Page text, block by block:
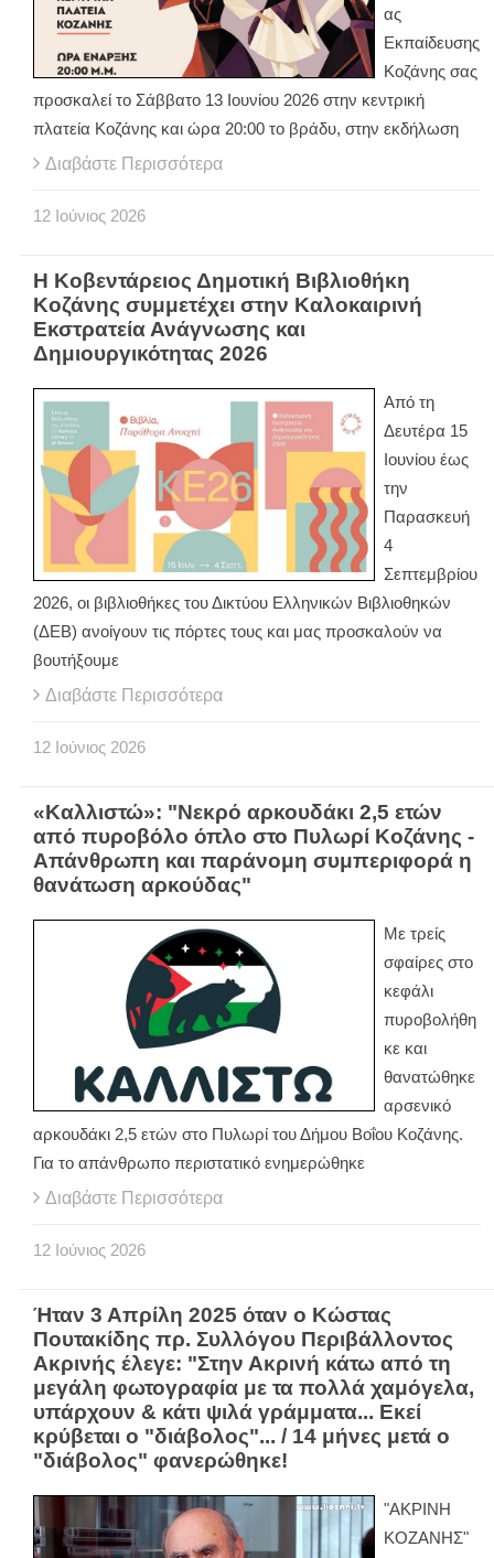
ας
Εκπαίδευσης
Κοζάνης σας
προσκαλεί το Σάββατο 13 Ιουνίου 2026 στην κεντρική
πλατεία Κοζάνης και ώρα 20:00 το βράδυ, στην εκδήλωση
Διαβάστε Περισσότερα
12 Ιούνιος 2026
Η Κοβεντάρειος Δημοτική Βιβλιοθήκη
Κοζάνης συμμετέχει στην Καλοκαιρινή
Εκστρατεία Ανάγνωσης και
Δημιουργικότητας 2026
Από τη
Δευτέρα 15
Ιουνίου έως
την
Παρασκευή
4
Σεπτεμβρίου
2026, οι βιβλιοθήκες του Δικτύου Ελληνικών Βιβλιοθηκών
(ΔΕΒ) ανοίγουν τις πόρτες τους και μας προσκαλούν να
βουτήξουμε
Διαβάστε Περισσότερα
12 Ιούνιος 2026
«Καλλιστώ»: "Νεκρό αρκουδάκι 2,5 ετών
από πυροβόλο όπλο στο Πυλωρί Κοζάνης -
Απάνθρωπη και παράνομη συμπεριφορά η
θανάτωση αρκούδας"
Με τρείς
σφαίρες στο
κεφάλι
πυροβολήθη
κε και
θανατώθηκε
αρσενικό
αρκουδάκι 2,5 ετών στο Πυλωρί του Δήμου Βοΐου Κοζάνης.
Για το απάνθρωπο περιστατικό ενημερώθηκε
Διαβάστε Περισσότερα
12 Ιούνιος 2026
Ήταν 3 Απρίλη 2025 όταν ο Κώστας
Πουτακίδης πρ. Συλλόγου Περιβάλλοντος
Ακρινής έλεγε: "Στην Ακρινή κάτω από τη
μεγάλη φωτογραφία με τα πολλά χαμόγελα,
υπάρχουν & κάτι ψιλά γράμματα... Εκεί
κρύβεται ο "διάβολος"... / 14 μήνες μετά ο
"διάβολος" φανερώθηκε!
"ΑΚΡΙΝΗ
ΚΟΖΑΝΗΣ"